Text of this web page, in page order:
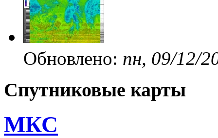
Обновлено: пн, 09/12/
Спутниковые карты
МКС